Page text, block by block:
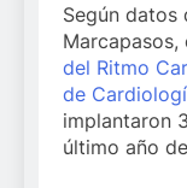
Según datos
del Ritmo
de
implantaron
último año